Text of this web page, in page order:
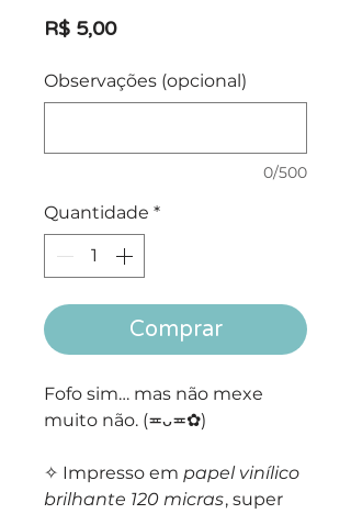
R$ 5,00Preço
Observações (opcional)
0/500
Quantidade *
Comprar
Fofo sim… mas não mexe
muito não. (≖ᴗ≖✿)
✧ Impresso em papel vinílico
brilhante 120 micras, super